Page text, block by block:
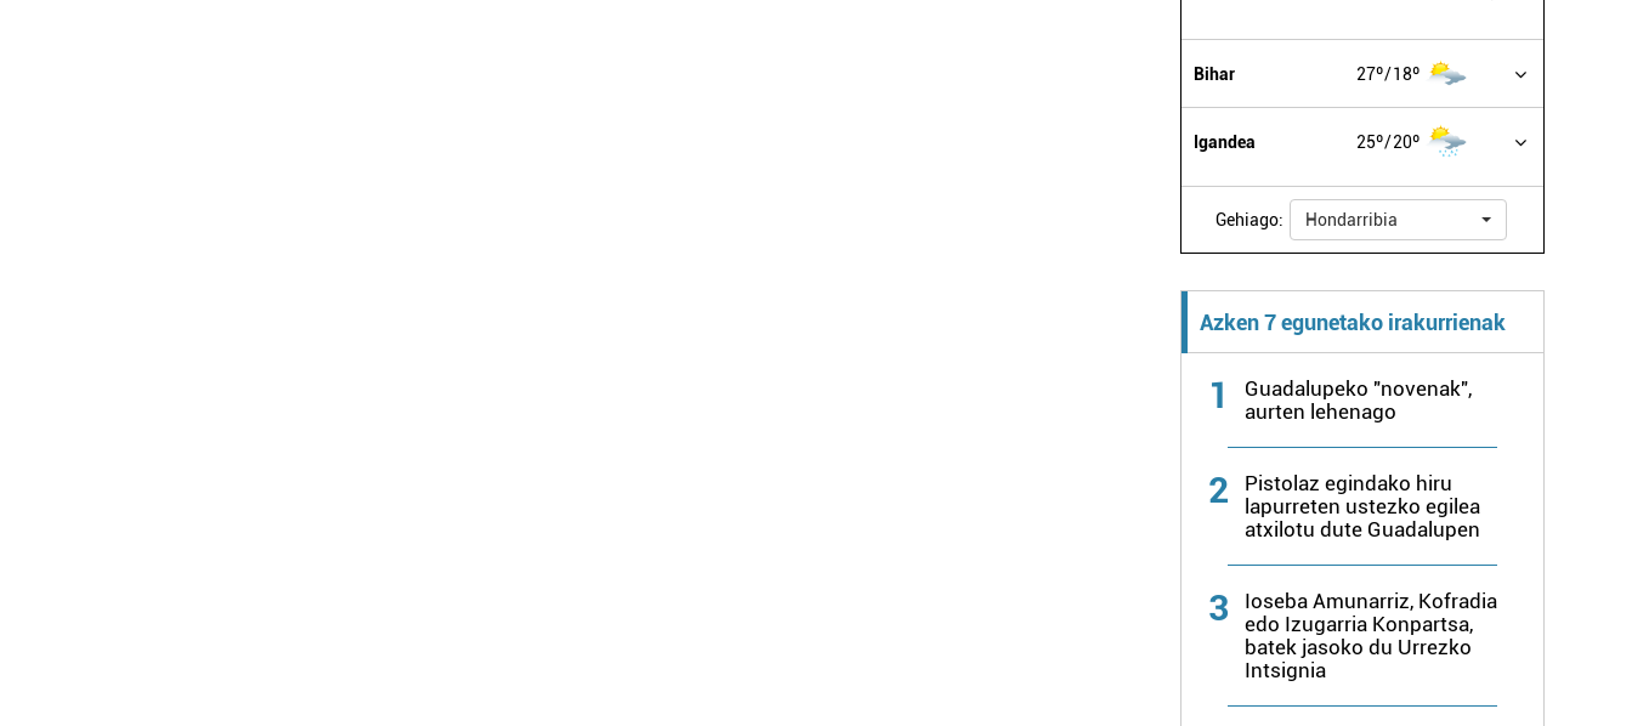
Bihar 27º 18º
Igandea 25º 20º
Gehiago: Hondarribia
Azken 7 egunetako irakurrienak
1
Guadalupeko "novenak",
aurten lehenago
2
Pistolaz egindako hiru
lapurreten ustezko egilea
atxilotu dute Guadalupen
3
Ioseba Amunarriz, Kofradia
edo Izugarria Konpartsa,
batek jasoko du Urrezko
Intsignia